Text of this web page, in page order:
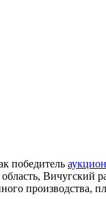
победитель
Вичугский
производства,